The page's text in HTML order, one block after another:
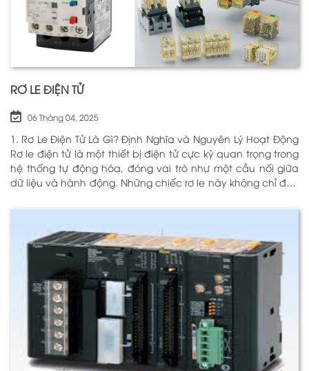
RƠ LE ĐIỆN TỬ
06 Tháng 04, 2025
1. Rơ Le Điện Tử Là Gì? Định Nghĩa và Nguyên Lý Hoạt Động
Rơ le điện tử là một thiết bị điện tử cực kỳ quan trọng trong
hệ thống tự động hóa, đóng vai trò như một cầu nối giữa
dữ liệu và hành động. Những chiếc rơ le này không chỉ đơn
thông minh giúp điều khiển và giám sát hoạt động của các
thiết bị khác nhau trong môi trường công nghiệp cũng như
trong hộ gia đình. Bằng cách sử dụng công nghệ hiện đại,
rơ le điện tử có khả năng xử lý và phản hồi nhanh chóng,
nhằm nâng cao hiệu suất hoạt động và độ an toàn cho
các hệ thống mà nó kiểm soát. N